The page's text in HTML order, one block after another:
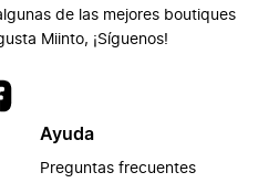
de las mejores boutiques
Miinto, ¡Síguenos!
Ayuda
Preguntas frecuentes